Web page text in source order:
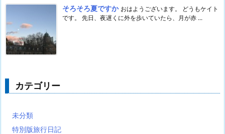
そろそろ夏ですか おはようございます。 どうもケイト
です。 先日、夜遅くに外を歩いていたら、月が赤 ...
カテゴリー
未分類
特別版旅行日記